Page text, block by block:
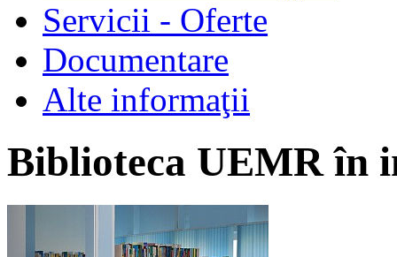
Servicii - Oferte
Documentare
Alte informaţii
Biblioteca UEMR în